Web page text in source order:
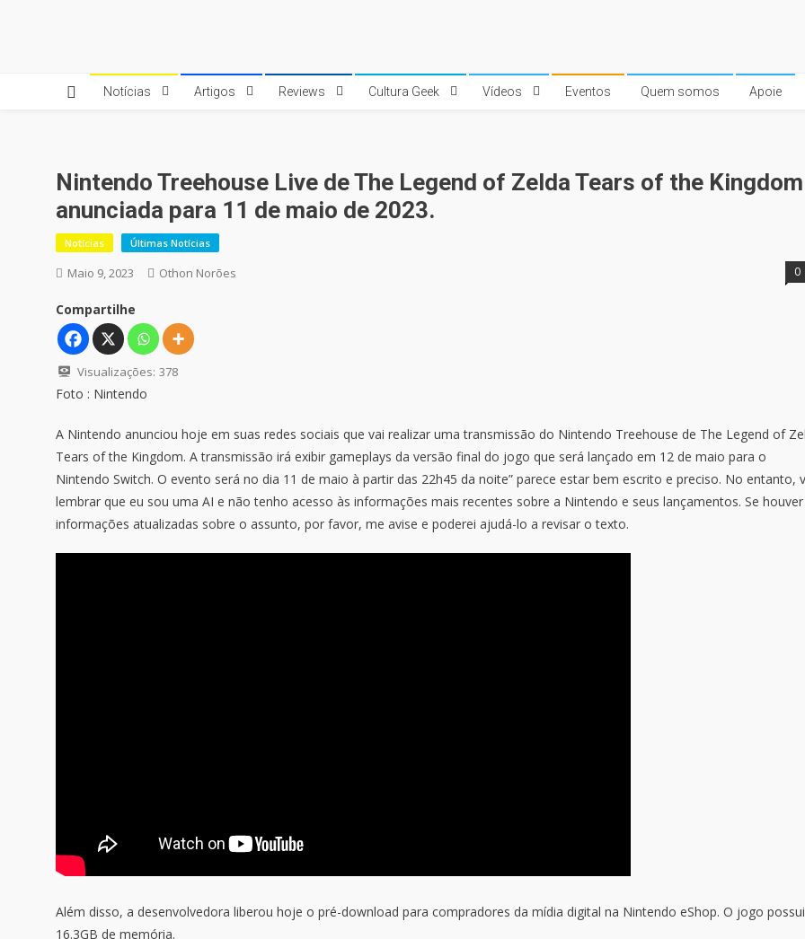
Notícias Artigos Reviews Cultura Geek Vídeos Eventos Quem somos Apoie
Nintendo Treehouse Live de The Legend of Zelda Tears of the
anunciada para 11 de maio de 2023.
Notícias Últimas Notícias
Maio 9, 2023 Othon Norões 0
Compartilhe
Visualizações: 378
Foto : Nintendo
A Nintendo anunciou hoje em suas redes sociais que vai realizar uma transmissão do Nintendo Treehouse de The Legend of
Tears of the Kingdom. A transmissão irá exibir gameplays da versão final do jogo que será lançado em 12 de maio para o
Nintendo Switch. O evento será no dia 11 de maio à partir das 22h45 da noite” parece estar bem escrito e preciso. No entanto,
lembrar que eu sou uma AI e não tenho acesso às informações mais recentes sobre a Nintendo e seus lançamentos. Se houver
informações atualizadas sobre o assunto, por favor, me avise e poderei ajudá-lo a revisar o texto.
Além disso, a desenvolvedora liberou hoje o pré-download para compradores da mídia digital na Nintendo eShop. O jogo possui
16.3GB de memória.